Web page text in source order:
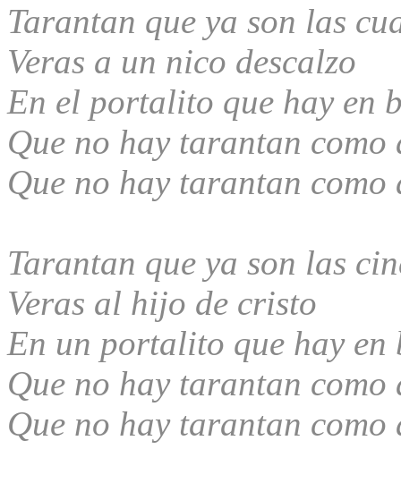
Tarantan que ya son las
Veras a un niсo descalzo
En el portalito que hay en
Que no hay tarantan
Que no hay tarantan
Tarantan que ya son las
Veras al hijo de cristo
En un portalito que hay en
Que no hay tarantan
Que no hay tarantan